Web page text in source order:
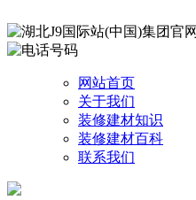
网站首页
关于我们
装修建材知识
装修建材百科
联系我们